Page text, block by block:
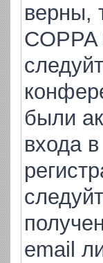
верны,
были
входа
email